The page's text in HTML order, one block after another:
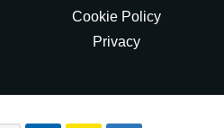
Cookie Policy
Privacy